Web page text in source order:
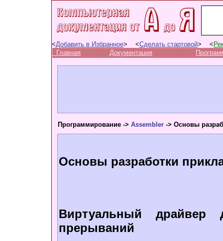
<Добавить в Избранное> <Сделать стартовой> <
Главная
Документация
Программирование -> Assembler -> Основы
Основы разработки
Виртуальный драйвер
прерываний